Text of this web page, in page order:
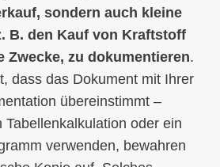
sondern auch kleine
B. den Kauf von Kraftstoff
Zwecke, zu dokumentieren.
dass das Dokument mit Ihrer
übereinstimmt –
Tabellenkalkulation oder ein
verwenden, bewahren